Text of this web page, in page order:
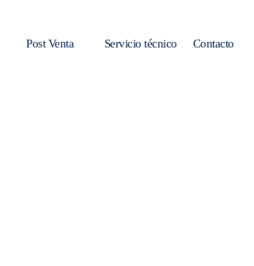
Post Venta Servicio técnico Contacto